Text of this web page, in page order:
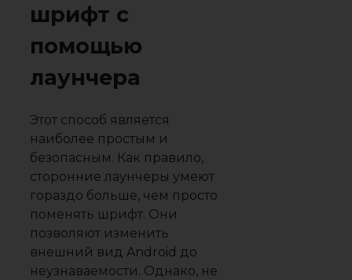
шрифт с
помощью
лаунчера
Этот способ является
наиболее простым и
безопасным. Как правило,
сторонние лаунчеры умеют
гораздо больше, чем просто
поменять шрифт. Они
позволяют изменить
внешний вид Android до
неузнаваемости. Однако, не